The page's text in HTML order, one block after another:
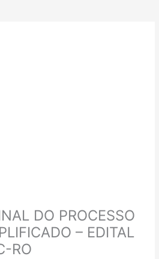
DO PROCESSO
– EDITAL
RO